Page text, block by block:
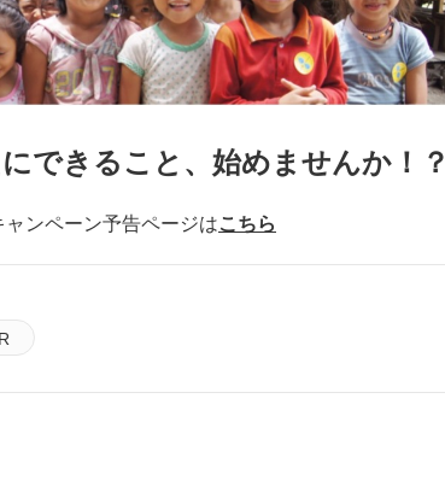
できること、始めませんか！？
ンペーン予告ページはこちら